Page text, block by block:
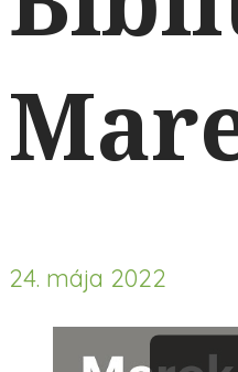
24. mája 2022